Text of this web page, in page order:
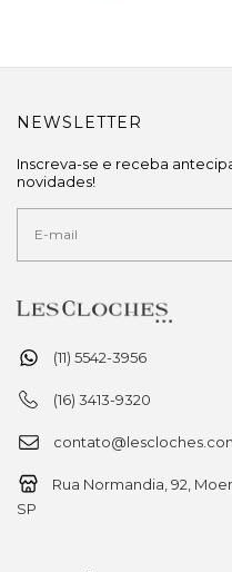
(11) 5542-3956
(16) 3413-9320
Rua Normandia, 92,
SP
NEWSLETTER
Inscreva-se e receba
novidades!